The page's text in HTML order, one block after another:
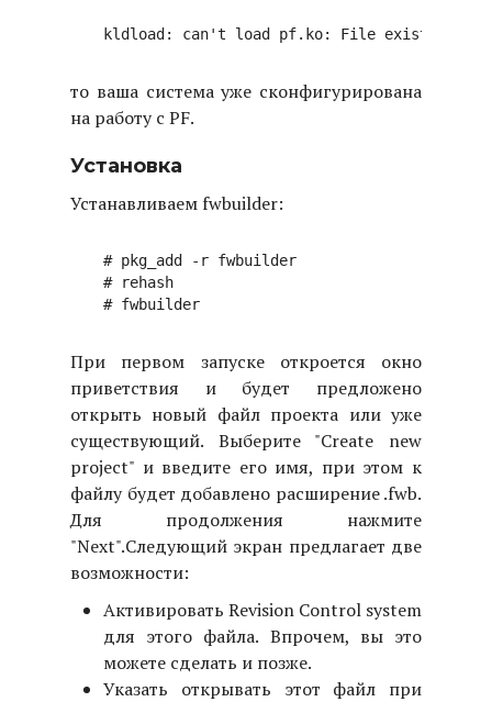
то ваша система уже сконфигурирована
на работу с PF.
Установка
Устанавливаем fwbuilder:
# pkg_add -r fwbuilder
# rehash
При первом запуске откроется окно
приветствия и будет предложено
открыть новый файл проекта или уже
существующий. Выберите "Create new
project" и введите его имя, при этом к
файлу будет добавлено расширение .fwb.
Для продолжения нажмите
"Next".Следующий экран предлагает две
возможности:
Активировать Revision Control system
для этого файла. Впрочем, вы это
можете сделать и позже.
Указать открывать этот файл при